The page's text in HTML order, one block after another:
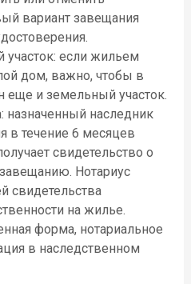
вариант завещания
если жильем
дом, важно, чтобы в
и земельный участок.
наследник
в течение 6 месяцев
свидетельство о
Нотариус
свидетельства
на жилье.
форма, нотариальное
в наследственном